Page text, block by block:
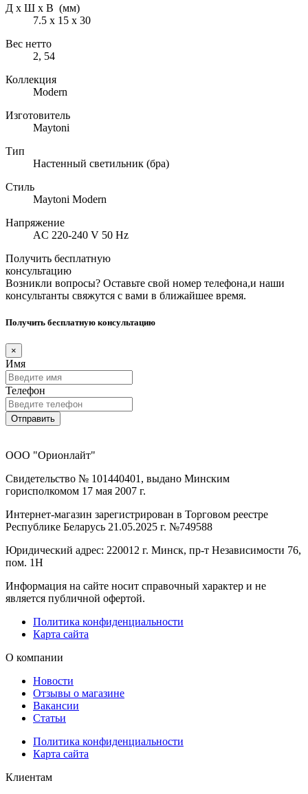
Д х Ш х В (мм)
7.5 х 15 х 30
Вес нетто
2, 54
Коллекция
Modern
Изготовитель
Maytoni
Тип
Настенный светильник (бра)
Стиль
Maytoni Modern
Напряжение
AC 220-240 V 50 Hz
Получить бесплатную
консультацию
Возникли вопросы? Оставьте свой номер телефона,и наши
консультанты свяжутся с вами в ближайшее время.
Получить бесплатную консультацию
×
Имя
Телефон
Отправить
ООО "Орионлайт"
Свидетельство № 101440401, выдано Минским
горисполкомом 17 мая 2007 г.
Интернет-магазин зарегистрирован в Торговом реестре
Республике Беларусь 21.05.2025 г. №749588
Юридический адрес: 220012 г. Минск, пр-т Независимости 76,
пом. 1Н
Информация на сайте носит справочный характер и не
является публичной офертой.
Политика конфиденциальности
Карта сайта
О компании
Новости
Отзывы о магазине
Вакансии
Статьи
Политика конфиденциальности
Карта сайта
Клиентам